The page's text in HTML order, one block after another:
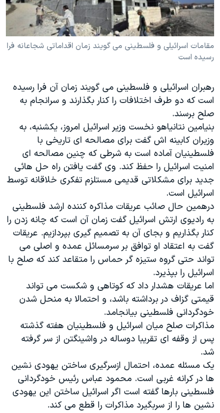
فرهنگ و زندگی
حقوق شهروندی
اقتصادی
علم و فناوری
گالری عکس
آرشیو پخش زنده
مستندها
انتخابات ریاست جمهوری آمریکا ۲۰۲۴
حمله جمهوری اسلامی به اسرائیل
رمز مهسا
اعتراضات زن، زندگی، آزادی
مجموعه مستندهای دادخواهی
تریبونال مردمی آبان ۹۸
دادگاه حمید نوری
چهل سال گروگان‌گیری
قانون شفافیت دارائی کادر رهبری ایران
اعتراضات مردمی آبان ۹۸
اسرائیل در جنگ
نرگس محمدی برنده جایزه نوبل صلح
همایش محافظه‌کاران آمریکا «سی‌پک»
صفحه‌های ویژه
سفر پرزیدنت ترامپ به چین
دنبال کنید
مقامات اسرائيلی و فلسطينی می گويند زمان اقداماتی شجاعانه فرا
رسيده است
رهبران اسرائيلی و فلسطينی می گويند زمان آن فرا رسيده
است که دو طرف اختلافات را کنار بگذارند و سرانجام به
صلح برسند.
بنيامين نتانياهو نخست وزير اسرائيل امروز، يکشنبه، به
وزيران کابينه اش گفت برای مصالحه ای تاريخی با
فلسطينيان آماده است به شرطی که چنين مصالحه ای
امنيت اسرائيل را حفظ کند. وی گفت يافتن راه حل هائی
جديد برای مشکلاتی قديمی مستلزم تفکری خلاقانه توسط
اسرائيل است.
درهمين حال صائب عريقات مذاکره کننده ارشد فلسطينی
به راديوی ارتش اسرائيل گفت زمان آن است که چانه زدن را
کنار بگذاريم و بجای آن به تصميم گيری بپردازيم. عريقات
گفت به اعتقاد او توافق بر سرمسائل عمده و اصلی می
تواند حتی گروه ستيزه گر حماس را متقاعد کند که صلح با
اسرائيل را بپذيرد.
اما عريقات هشدار داد که کوتاهی و شکست می تواند
قيمتی گزاف در برداشته باشد، و احتمالا به منحل شدن
خودگردانی فلسطينی بيانجامد.
مذاکرات صلح ميان اسرائيل و فلسطينيان هفته گذشته
پس از وقفه ای تقريبا دوساله در واشينگتن از سر گرفته
شد.
يک مسئله عمده، احتمال ازسرگيری ساختن يهودی نشين
ها در کرانه غربی است. محمود عباس رئيس خودگردانی
فلسطينی بارها گفته است اگر اسرائيل ساختن اين يهودی
نشين ها را از سربگيرد مذاکرات را قطع می کند.